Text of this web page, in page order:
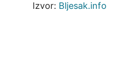
Izvor: Bljesak.info